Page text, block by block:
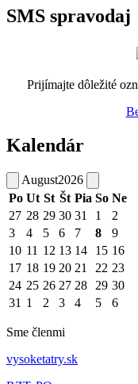
SMS spravodaj
Prijímajte dôležité
Kalendár
August2026
Po Ut St Št Pia So Ne
27 28 29 30 31 1
2
3
4 5 6 7 8
9
10 11 12 13 14 15 16
17 18 19 20 21 22 23
24 25 26 27 28 29 30
31 1 2 3 4 5 6
Sme členmi
vysoketatry.sk